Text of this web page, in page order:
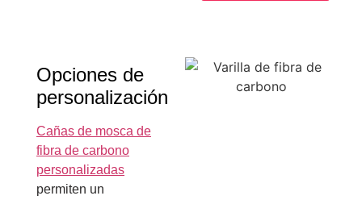
Opciones de
personalización
Cañas de mosca de
fibra de carbono
personalizadas
permiten un